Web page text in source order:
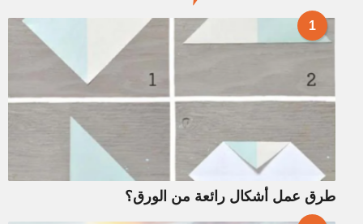
1
طرق عمل أشكال رائعة من الورق؟